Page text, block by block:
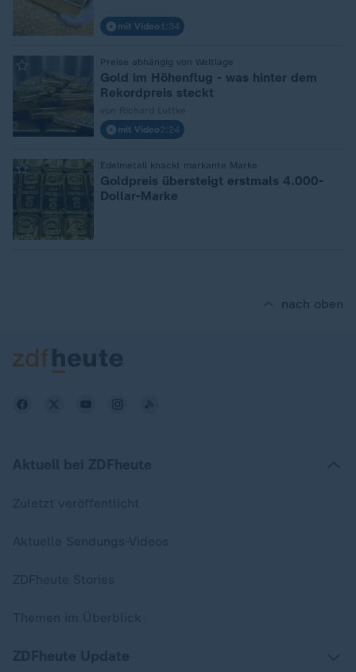
mit Video 1:34
Preise abhängig von Weltlage
Gold im Höhenflug - was hinter dem
Rekordpreis steckt
mit Video2:24
Edelmetall knackt markante Marke
:
Goldpreis übersteigt erstmals 4.000-
Dollar-Marke
nach oben